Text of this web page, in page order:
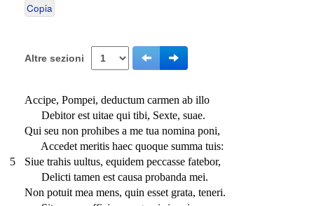
Copia
Altre sezioni
Accipe, Pompei, deductum carmen ab illo
Debitor est uitae qui tibi, Sexte, suae.
Qui seu non prohibes a me tua nomina poni,
Accedet meritis haec quoque summa tuis:
5
Siue trahis uultus, equidem peccasse fatebor,
Delicti tamen est causa probanda mei.
Non potuit mea mens, quin esset grata, teneri.